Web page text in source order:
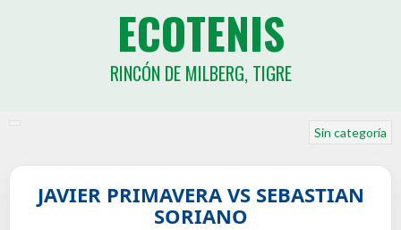
ECOTENIS
RINCÓN DE MILBERG, TIGRE
Sin categoría
JAVIER PRIMAVERA VS SEBASTIAN
SORIANO